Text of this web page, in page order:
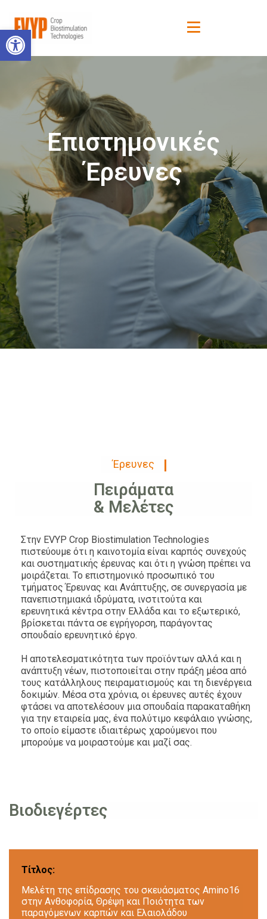
Ανοίξτε τη γραμμή εργαλείων
Επιστημονικές
Έρευνες
Έρευνες
Πειράματα
& Μελέτες
Στην EVYP Crop Biostimulation Technologies
πιστεύουμε ότι η καινοτομία είναι καρπός συνεχούς
και συστηματικής έρευνας και ότι η γνώση πρέπει να
μοιράζεται. Το επιστημονικό προσωπικό του
τμήματος Έρευνας και Ανάπτυξης, σε συνεργασία με
πανεπιστημιακά ιδρύματα, ινστιτούτα και
ερευνητικά κέντρα στην Ελλάδα και το εξωτερικό,
βρίσκεται πάντα σε εγρήγορση, παράγοντας
σπουδαίο ερευνητικό έργο.
Η αποτελεσματικότητα των προϊόντων αλλά και η
ανάπτυξη νέων, πιστοποιείται στην πράξη μέσα από
τους κατάλληλους πειραματισμούς και τη διενέργεια
δοκιμών. Μέσα στα χρόνια, οι έρευνες αυτές έχουν
φτάσει να αποτελέσουν μια σπουδαία παρακαταθήκη
για την εταιρεία μας, ένα πολύτιμο κεφάλαιο γνώσης,
το οποίο είμαστε ιδιαιτέρως χαρούμενοι που
μπορούμε να μοιραστούμε και μαζί σας.
Βιοδιεγέρτες
Τίτλος:
Μελέτη της επίδρασης του σκευάσματος Αmino16
στην Ανθοφορία, Θρέψη και Ποιότητα των
παραγόμενων καρπών και Ελαιολάδου